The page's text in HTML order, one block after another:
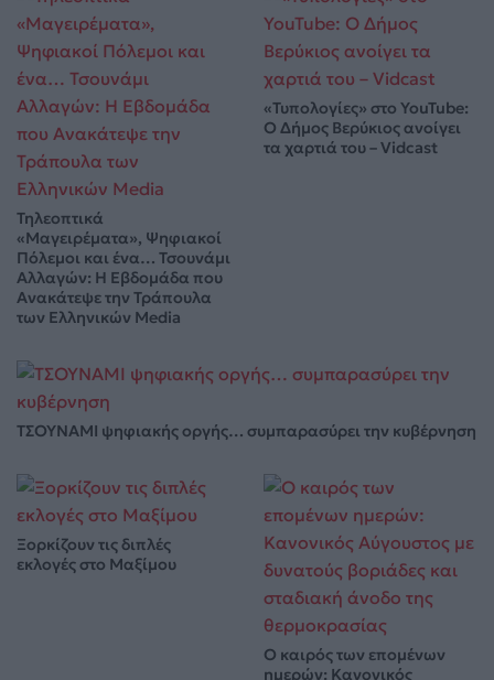
Τηλεοπτικά
«Μαγειρέματα», Ψηφιακοί
Πόλεμοι και ένα… Τσουνάμι
Αλλαγών: Η Εβδομάδα που
Ανακάτεψε την Τράπουλα
των Ελληνικών Media
«Τυπολογίες» στο YouTube:
Ο Δήμος Βερύκιος ανοίγει
τα χαρτιά του – Vidcast
ΤΣΟΥΝΑΜΙ ψηφιακής οργής… συμπαρασύρει την κυβέρνηση
Ξορκίζουν τις διπλές
εκλογές στο Μαξίμου
Ο καιρός των επομένων
ημερών: Κανονικός